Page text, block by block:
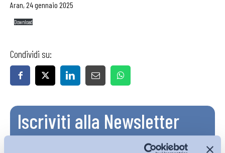
Aran, 24 gennaio 2025
Download
Condividi su:
Iscriviti alla Newsletter